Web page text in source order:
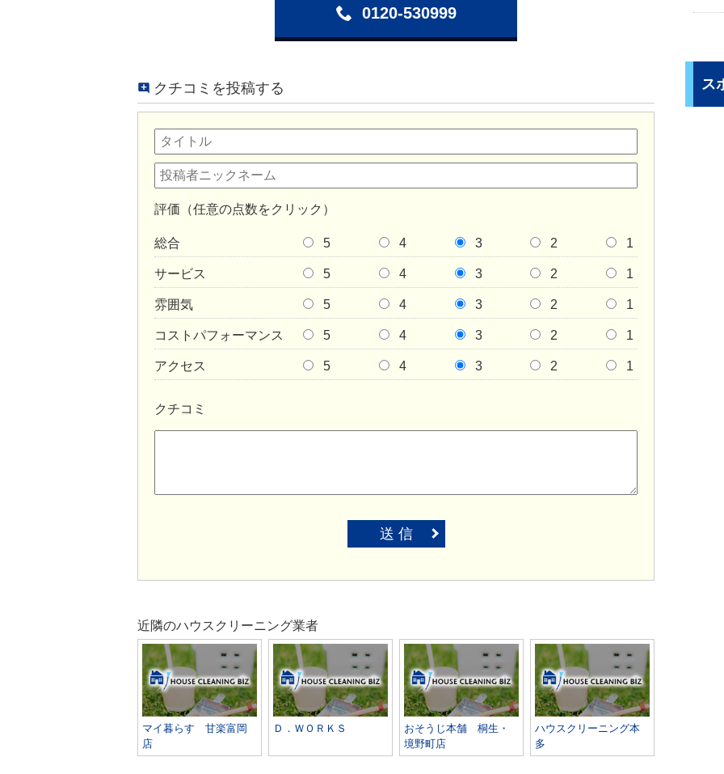
0120-530999
クチコミを投稿する
評価（任意の点数をクリック）
総合 5 4 3 2 1
サービス 5 4 3 2 1
雰囲気 5 4 3 2 1
コストパフォーマンス 5 4 3 2 1
アクセス 5 4 3 2 1
クチコミ
送 信
近隣のハウスクリーニング業者
マイ暮らす 甘楽富岡
店
Ｄ．ＷＯＲＫＳ
おそうじ本舗 桐生・
境野町店
ハウスクリーニング本
多
ス